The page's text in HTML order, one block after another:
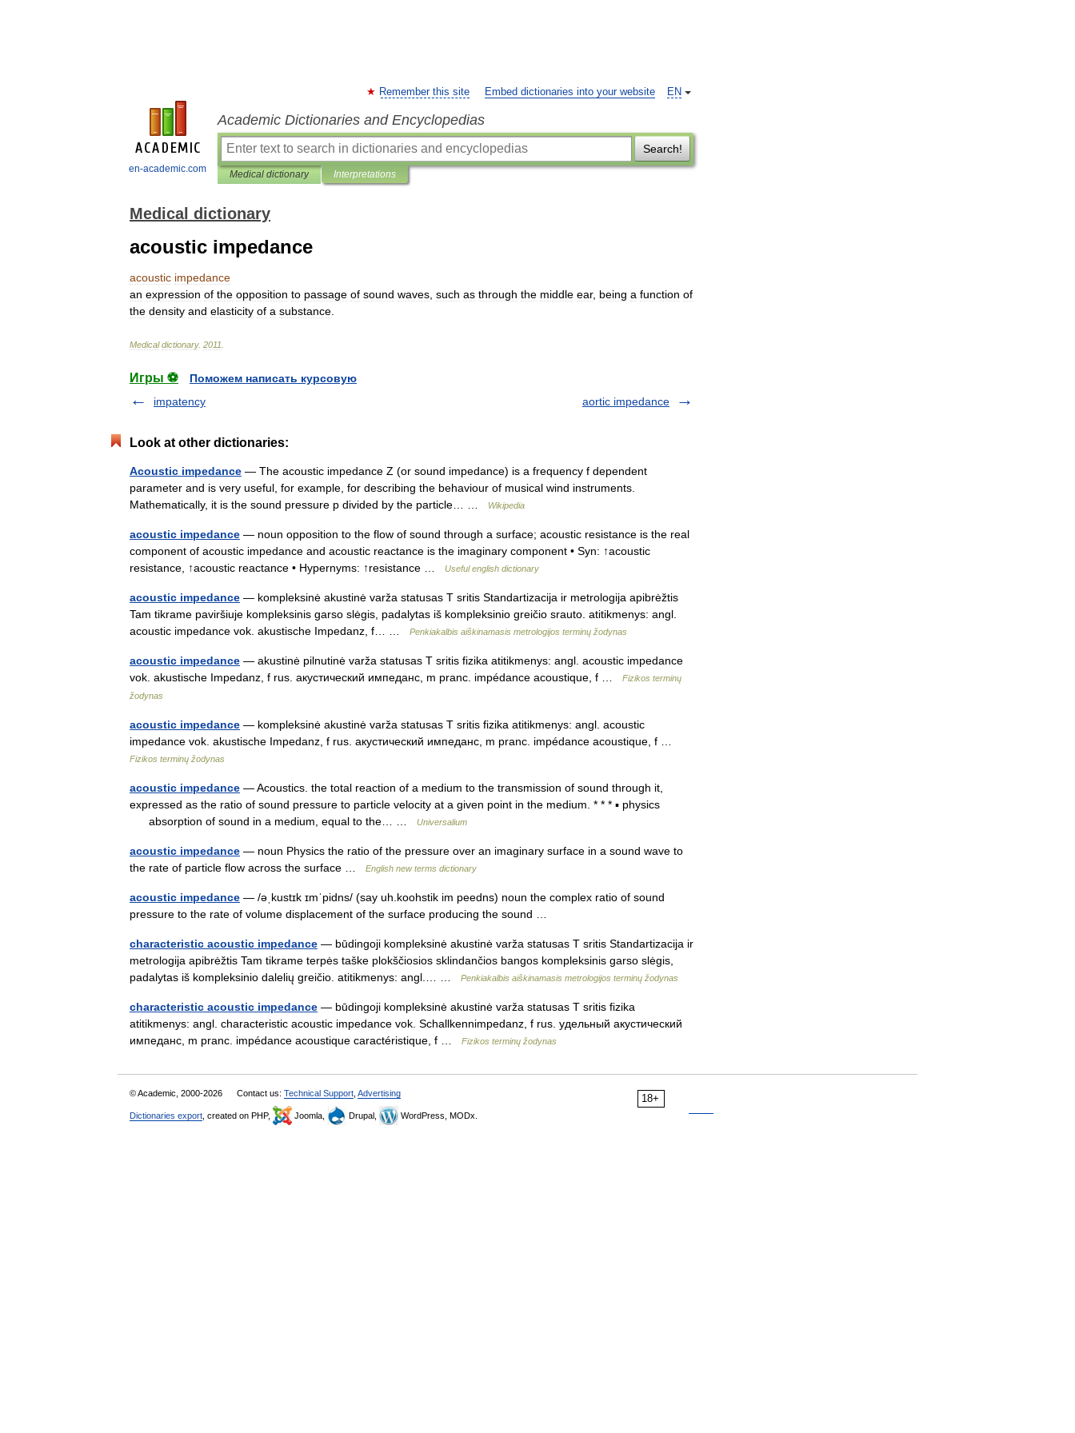
en-academic.com
EN
Remember this site Embed dictionaries into your website
Academic Dictionaries and Encyclopedias
Search!
Medical dictionary Interpretations
Medical dictionary
acoustic impedance
acoustic impedance
an expression of the opposition to passage of sound waves such as through the middle ear, being a function of
the density and elasticity of a substance
Medical dictionary. 2011
Игры ⚽
Поможем написать курсовую
impatency
aortic impedance
Look at other dictionaries:
Acoustic impedance — The acoustic impedance Z (or sound impedance) is a frequency f dependent
parameter and is very useful, for example, for describing the behaviour of musical wind instruments.
Mathematically, it is the sound pressure p divided by the particle… …
Wikipedia
acoustic impedance — noun opposition to the flow of sound through a surface; acoustic resistance is the real
component of acoustic impedance and acoustic reactance is the imaginary component • Syn: ↑acoustic
resistance, ↑acoustic reactance • Hypernyms: ↑resistance …
Useful english dictionary
acoustic impedance — kompleksinė akustinė varža statusas T sritis Standartizacija ir metrologija apibrėžtis
Tam tikrame paviršiuje kompleksinis garso slėgis, padalytas iš kompleksinio greičio srauto. atitikmenys: angl.
acoustic impedance vok. akustische Impedanz, f… …
Penkiakalbis aiškinamasis metrologijos terminų žodynas
acoustic impedance — akustinė pilnutinė varža statusas T sritis fizika atitikmenys: angl. acoustic impedance
vok. akustische Impedanz, f rus. акустический импеданс, m pranc. impédance acoustique, f …
Fizikos terminų
žodynas
acoustic impedance — kompleksinė akustinė varža statusas T sritis fizika atitikmenys: angl. acoustic
impedance vok. akustische Impedanz, f rus. акустический импеданс, m pranc. impédance acoustique, f …
Fizikos terminų žodynas
acoustic impedance — Acoustics. the total reaction of a medium to the transmission of sound through it,
expressed as the ratio of sound pressure to particle velocity at a given point in the medium. * * * ▪ physics
absorption of sound in a medium, equal to the… …
Universalium
acoustic impedance — noun Physics the ratio of the pressure over an imaginary surface in a sound wave to
the rate of particle flow across the surface …
English new terms dictionary
acoustic impedance — /əˌkustɪk ɪmˈpidns/ (say uh.koohstik im peedns) noun the complex ratio of sound
pressure to the rate of volume displacement of the surface producing the sound …
characteristic acoustic impedance — būdingoji kompleksinė akustinė varža statusas T sritis Standartizacija ir
metrologija apibrėžtis Tam tikrame terpės taške plokščiosios sklindančios bangos kompleksinis garso slėgis,
padalytas iš kompleksinio dalelių greičio. atitikmenys: angl.… …
Penkiakalbis aiškinamasis metrologijos terminų žodynas
characteristic acoustic impedance — būdingoji kompleksinė akustinė varža statusas T sritis fizika
atitikmenys: angl. characteristic acoustic impedance vok. Schallkennimpedanz, f rus. удельный акустический
импеданс, m pranc. impédance acoustique caractéristique, f …
Fizikos terminų žodynas
18+
© Academic, 2000-2026 Contact us: Technical Support Advertising
Dictionaries export , created on PHP, Joomla, Drupal, WordPress, MODx.